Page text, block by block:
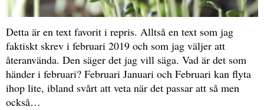
Detta är en text favorit i repris. Alltså en text som jag
faktiskt skrev i februari 2019 och som jag väljer att
återanvända. Den säger det jag vill säga. Vad är det som
händer i februari? Februari Januari och Februari kan flyta
ihop lite, ibland svårt att veta när det passar att så men
också…